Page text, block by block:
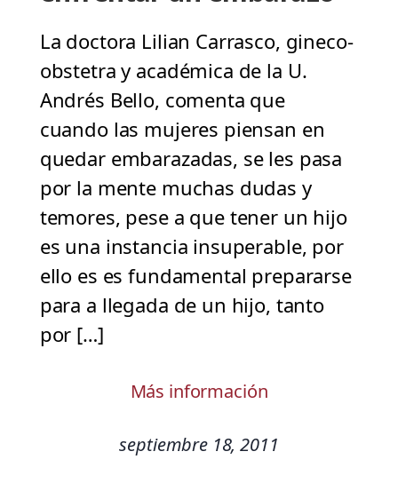
La doctora Lilian Carrasco, gineco-
obstetra y académica de la U.
Andrés Bello, comenta que
cuando las mujeres piensan en
quedar embarazadas, se les pasa
por la mente muchas dudas y
temores, pese a que tener un hijo
es una instancia insuperable, por
ello es es fundamental prepararse
para a llegada de un hijo, tanto
por […]
Más información
septiembre 18, 2011